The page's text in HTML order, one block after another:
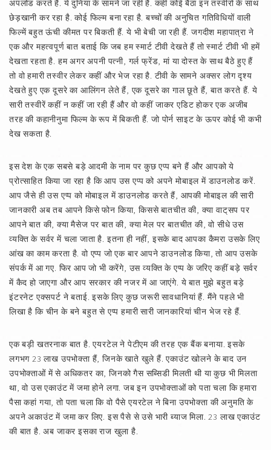
अपलोड करते हैं. ये दुनिया के सामने जा रही है. कहीं कोई बैठा इन तस्वीरों के साथ
छेड़खानी कर रहा है. कोई फिल्म बना रहा है. बच्चों की अनुचित गतिविधियों वाली
फिल्में बहुत ऊंची कीमत पर बिकती हैं. ये भी बेची जा रही हैं. जगदीश महापात्रा ने
एक और महत्वपूर्ण बात बताई कि जब हम स्मार्ट टीवी देखते हैं तो स्मार्ट टीवी भी हमें
देखता रहता है. हम अगर अपनी पत्नी, गर्ल फ्रेंड, मां या दोस्त के साथ बैठे हुए हैं
तो वो हमारी तस्वीर लेकर कहीं और भेज रहा है. टीवी के सामने अक्सर लोग दृश्य
देखते हुए एक दूसरे का आलिंगन लेते हैं, एक दूसरे का गाल छूते हैं, बात करते हैं. ये
सारी तस्वीरें कहीं न कहीं जा रही हैं और वो कहीं जाकर एडिट होकर एक अजीब
तरह की कहानीनुमा फिल्म के रूप में बिकती हैं. जो पोर्न साइट के ऊपर कोई भी कभी
देख सकता है.
इस देश के एक सबसे बड़े आदमी के नाम पर कुछ एप्प बने हैं और आपको ये
प्रोत्साहित किया जा रहा है कि आप उस एप्प को अपने मोबाइल में डाउनलोड करें.
आप जैसे ही उस एप्प को मोबाइल में डाउनलोड करते हैं, आपकी मोबाइल की सारी
जानकारी अब तब आपने किसे फोन किया, किससे बातचीत की, क्या वाट्‌सप पर
आपने बात की, क्या मैसेज पर बात की, क्या मेल पर बातचीत की, वो सीधे उस
व्यक्ति के सर्वर में चला जाता है. इतना ही नहीं, इसके बाद आपका कैमरा उसके लिए
आंख का काम करता है. वो एप्प जो एक बार आपने डाउनलोड किया, तो आप उसके
संपर्क में आ गए. फिर आप जो भी करेंगे, उस व्यक्ति के एप्प के जरिए कहीं बड़े सर्वर
में कैद हो जाएगा और आप सरकार की नजर में आ जाएंगे. ये बात मुझे बहुत बड़े
इंटरनेट एक्सपर्ट ने बताई. इसके लिए कुछ जरूरी सावधानियां हैं. मैंने पहले भी
लिखा है कि चीन के बने बहुत से एप्प हमारी सारी जानकारियां चीन भेज रहे हैं.
एक बड़ी खतरनाक बात है. एयरटेल ने पेटीएम की तरह एक बैंक बनाया. इसके
लगभग 23 लाख उपभोक्ता हैं, जिनके खाते खुले हैं. एकाउंट खोलने के बाद उन
उपभोक्ताओं में से अधिकतर का, जिनको गैस सब्सिडी मिलती थी या कुछ भी मिलता
था, वो उस एकाउंट में जमा होने लगा. जब इन उपभोक्ताओं को पता चला कि हमारा
पैसा कहां गया, तो पता चला कि वो पैसे एयरटेल ने बिना उपभोक्ता की अनुमति के
अपने अकाउंट में जमा कर लिए. इस पैसे से उसे भारी ब्याज मिला. 23 लाख एकाउंट
की बात है. अब जाकर इसका राज खुला है.